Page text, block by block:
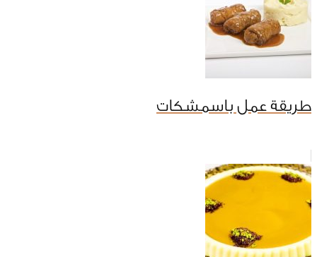
طريقة عمل باسمشكات